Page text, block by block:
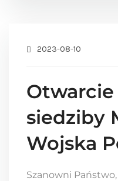
2023-08-10
siedziby
Wojska
Szanowni